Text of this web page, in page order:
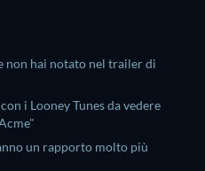
non hai notato nel trailer di
i Looney Tunes da vedere
un rapporto molto più